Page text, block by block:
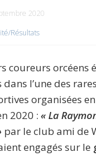
2020
Résultats
coureurs orcéens
dans l’une des rares
organisées
2020 :« La
par le club ami de
engagés sur le